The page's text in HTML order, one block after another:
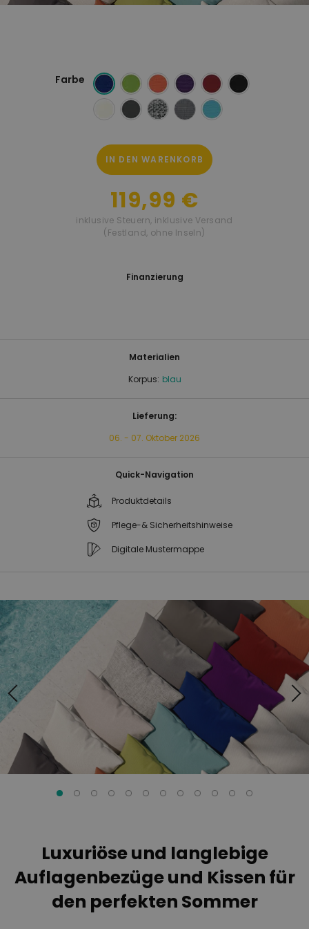
Farbe
IN DEN WARENKORB
119,99 €
inklusive Steuern, inklusive Versand
(Festland, ohne Inseln)
Materialien
Korpus: blau
Lieferung:
06. - 07. Oktober 2026
Quick-Navigation
Produktdetails
Pflege-& Sicherheitshinweise
Digitale Mustermappe
Finanzierung
Zum
Ende
der
Bildgalerie
springen
Zum
Anfang
der
Bildgalerie
springen
Luxuriöse und langlebige
Auflagenbezüge und Kissen für
den perfekten Sommer